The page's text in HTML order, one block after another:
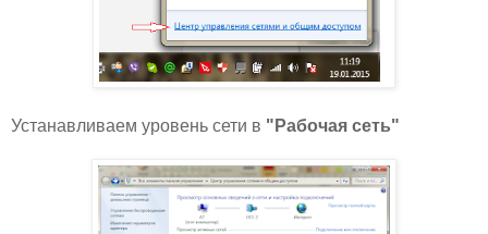
Устанавливаем уровень сети в "Рабочая сеть"